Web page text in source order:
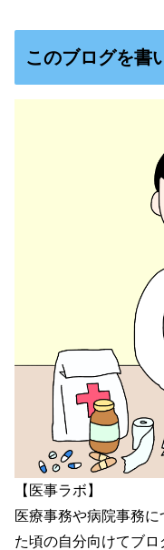
このブログを書
【医事ラボ】
医療事務や病院事務
た頃の自分向けてブ